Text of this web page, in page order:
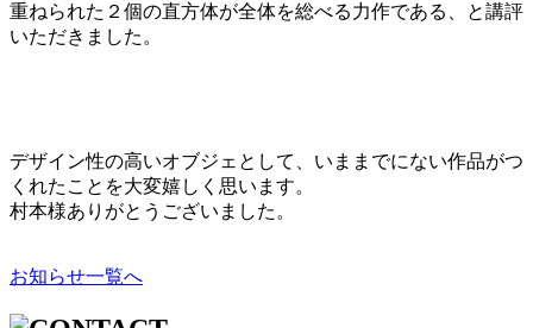
重ねられた２個の直方体が全体を総べる力作である、と講評
いただきました。
デザイン性の高いオブジェとして、いままでにない作品がつ
くれたことを大変嬉しく思います。
村本様ありがとうございました。
お知らせ一覧へ